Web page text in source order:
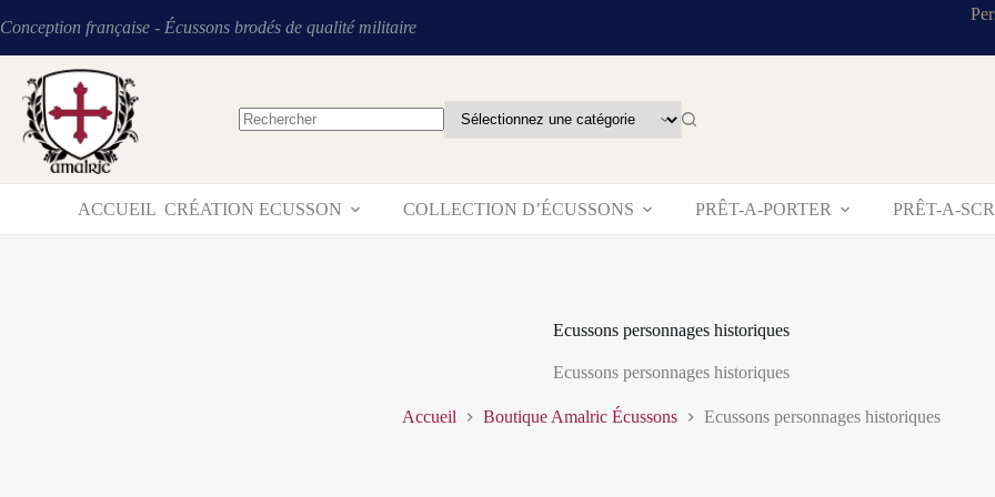
Conception française - Écussons brodés de qualité militaire
ACCUEIL CRÉATION ECUSSON COLLECTION D’ÉCUSSONS PRÊT-A-PORTER PRÊT-A-
Ecussons personnages historiques
Ecussons personnages historiques
Accueil Boutique Amalric Écussons Ecussons personnages historiques